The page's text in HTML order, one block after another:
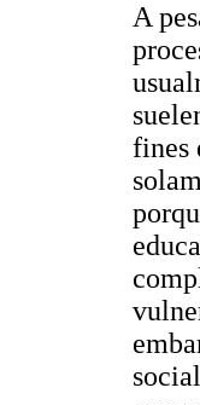
A
fines